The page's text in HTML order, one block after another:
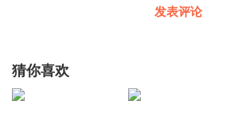
发表评论
猜你喜欢